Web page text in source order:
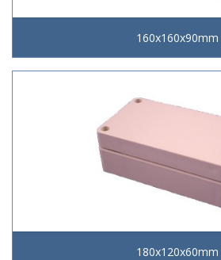
160x160x90mm
180x120x60mm